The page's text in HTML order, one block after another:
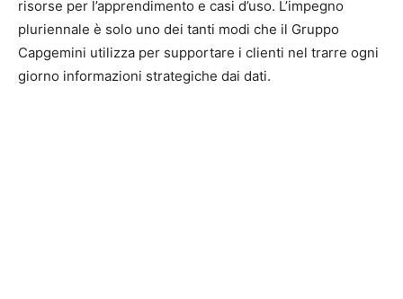
risorse per l’apprendimento e casi d’uso. L’impegno
pluriennale è solo uno dei tanti modi che il Gruppo
Capgemini utilizza per supportare i clienti nel trarre ogni
giorno informazioni strategiche dai dati.